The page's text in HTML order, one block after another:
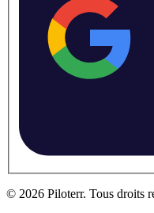
© 2026 Piloterr. Tous droits